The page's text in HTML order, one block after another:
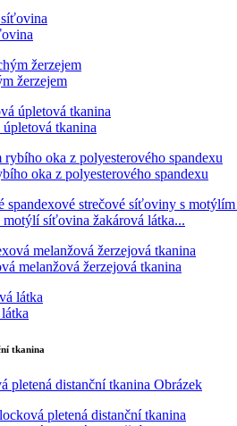
žerzejem
úpletová tkanina
oka z polyesterového spandexu
motýlí síťovina žakárová látka...
melanžová žerzejová tkanina
tkanina